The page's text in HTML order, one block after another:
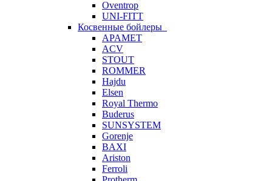
Oventrop
UNI-FITT
Косвенные бойлеры
APAMET
ACV
STOUT
ROMMER
Hajdu
Elsen
Royal Thermo
Buderus
SUNSYSTEM
Gorenje
BAXI
Ariston
Ferroli